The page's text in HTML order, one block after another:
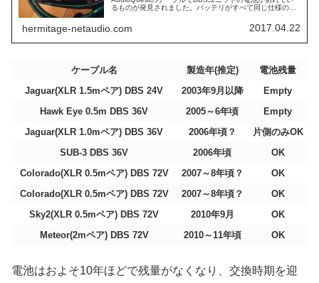
るものが発見されました。バッテリがすべて同じ仕様のも
hermitage-netaudio.com 2017.04.22
ケーブル名 製造年(推定)
電池残量
Jaguar(XLR 1.5mペア) DBS 24V
2003年9月以降
Empty
Hawk Eye 0.5m DBS 36V
2005～6年頃
Empty
Jaguar(XLR 1.0mペア) DBS 36V
2006年頃？
片側のみOK
SUB-3 DBS 36V
2006年頃
OK
Colorado(XLR 0.5mペア) DBS 72V
2007～8年頃？
OK
Colorado(XLR 0.5mペア) DBS 72V
2007～8年頃？
OK
Sky2(XLR 0.5mペア) DBS 72V
2010年9月
OK
Meteor(2mペア) DBS 72V
2010～11年頃 OK
電池はおよそ10年ほどで残量がなくなり、交換時期を迎